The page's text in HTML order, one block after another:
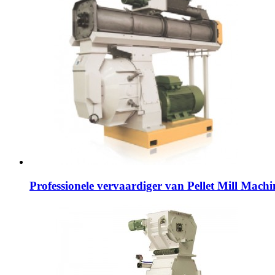
Professionele vervaardiger van Pellet Mill